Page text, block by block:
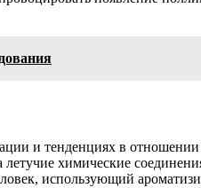
и тенденциях в
химические
использующий